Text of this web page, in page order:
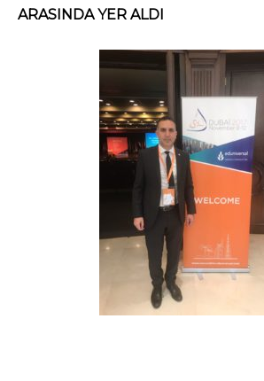
ARASINDA YER ALDI